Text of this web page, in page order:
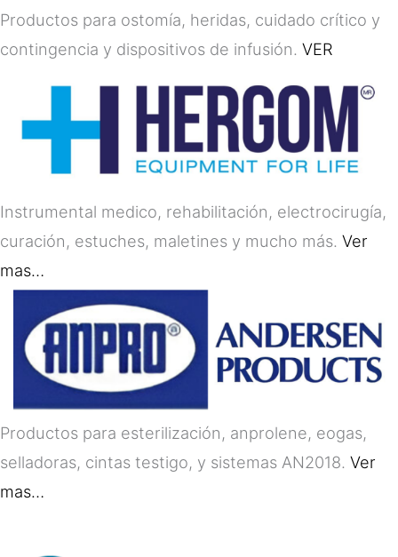
Productos para ostomía, heridas, cuidado crítico y
contingencia y dispositivos de infusión. VER
Instrumental medico, rehabilitación, electrocirugía,
curación, estuches, maletines y mucho más. Ver
mas…
Productos para esterilización, anprolene, eogas,
selladoras, cintas testigo, y sistemas AN2018. Ver
mas…